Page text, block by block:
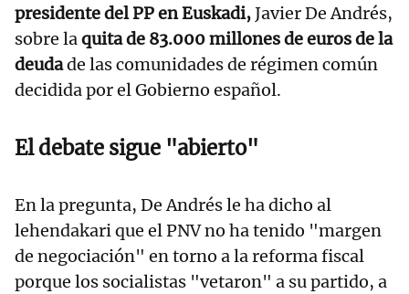
presidente del PP en Euskadi,Javier De Andrés,
sobre laquita de 83.000 millones de euros de la
deudade las comunidades de régimen común
decidida por el Gobierno español.
El debate sigue "abierto"
En la pregunta, De Andrés le ha dicho al
lehendakari que el PNV no ha tenido "margen
de negociación" en torno a la reforma fiscal
porque los socialistas "vetaron" a su partido, a